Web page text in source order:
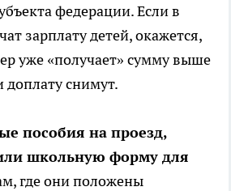
федерации. Если в
зарплату детей, окажется,
уже «получает» сумму выше
снимут.
пособия на проезд,
школьную форму для
где они положены